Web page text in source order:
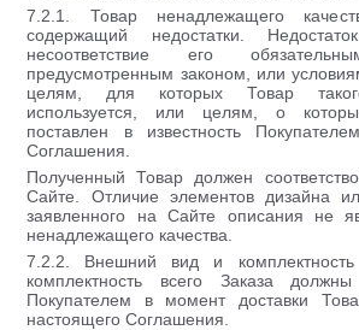
7.2.1. Товар ненадлежащего
содержащий недостатки.
несоответствие его
предусмотренным законом, или
целям, для которых Товар
используется, или целям, о
поставлен в известность
Соглашения.
Полученный Товар должен
Сайте. Отличие элементов дизайна
заявленного на Сайте описания не
ненадлежащего качества.
7.2.2. Внешний вид и
комплектность всего Заказа
Покупателем в момент доставки
настоящего Соглашения.